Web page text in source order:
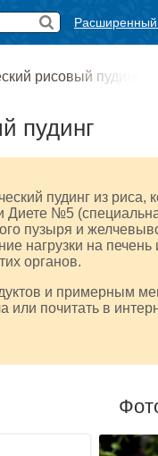
Расширенный
рисовый пудинг
пудинг
пудинг из риса,
Диете №5
пузыря и
нагрузки на
органов.
и примерным
или почитать в